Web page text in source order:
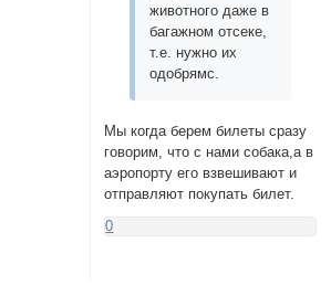
животного даже в
багажном отсеке,
т.е. нужно их
одобрямс.
Мы когда берем билеты сразу
говорим, что с нами собака,а в
аэропорту его взвешивают и
отправляют покупать билет.
0